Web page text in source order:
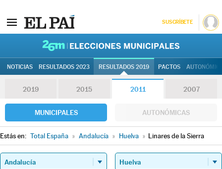
SUSCRÍBETE
NOTICIAS RESULTADOS 2023 RESULTADOS 2019 PACTOS
2019 2015 2011 2007
MUNICIPALES AUTONÓMICAS
Estás en: Total España » Andalucía » Huelva » Linares de la Sierra